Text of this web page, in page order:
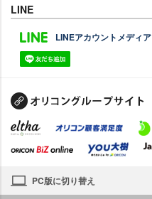
LINE
LINEアカウントメディア
PC版に切り替え